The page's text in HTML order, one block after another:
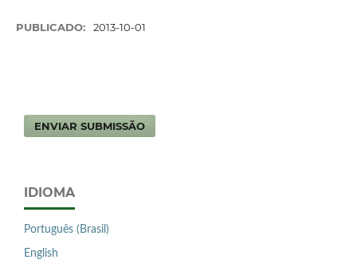
PUBLICADO: 2013-10-01
ENVIAR SUBMISSÃO
IDIOMA
Português (Brasil)
English